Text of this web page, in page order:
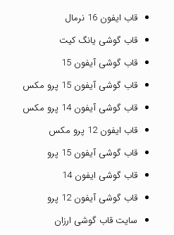
قاب ایفون 16 نرمال
قاب گوشی یانگ کیت
قاب گوشی آیفون 15
قاب گوشی آیفون 15 پرو مکس
قاب گوشی آیفون 14 پرو مکس
قاب ایفون 12 پرو مکس
قاب گوشی آیفون 15 پرو
قاب گوشی ایفون 14
قاب گوشی آیفون 12 پرو
سایت قاب گوشی ارزان